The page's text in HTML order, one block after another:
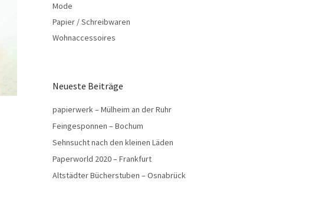
Mode
Papier / Schreibwaren
Wohnaccessoires
Neueste Beiträge
papierwerk – Mülheim an der Ruhr
Feingesponnen – Bochum
Sehnsucht nach den kleinen Läden
Paperworld 2020 – Frankfurt
Altstädter Bücherstuben – Osnabrück